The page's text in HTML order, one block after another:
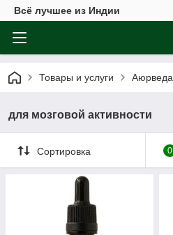
Всё лучшее из Индии
Товары и услуги Аюрведа
для мозговой активности
Сортировка 0